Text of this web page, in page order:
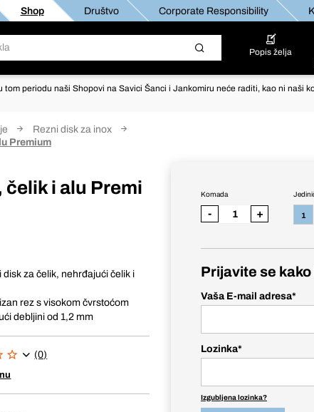
Shop Društvo Corporate Responsibility
Popis želja
tom periodu naši Shopovi na Savici Šanci i Jankomiru neće raditi, kao ni naši
Rezni disk za inox
Premium
i alu Premi
disk za čelik, nehrđajući čelik i
rez s visokom čvrstoćom
debljini od 1,2 mm
(0)
1
Komada
- +
Prijavite se
Vaša E-mail adresa*
Lozinka*
Izgubljena lozinka?